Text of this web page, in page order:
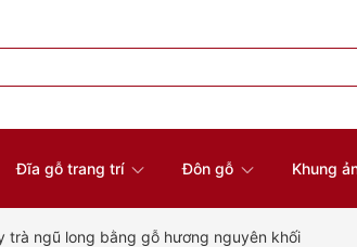
Đĩa gỗ trang trí Đôn gỗ Khung
trà ngũ long bằng gỗ hương nguyên khối